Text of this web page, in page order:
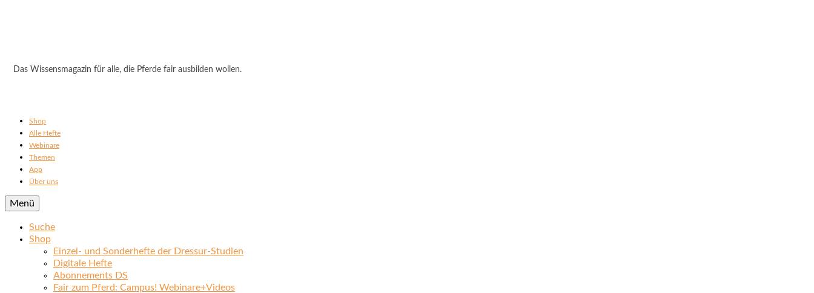
Das Wissensmagazin für alle, die Pferde fair ausbilden wollen.
Shop
Alle Hefte
Webinare
Themen
App
Über uns
Menü
Suche
Shop
Einzel- und Sonderhefte der Dressur-Studien
Digitale Hefte
Abonnements DS
Fair zum Pferd: Campus! Webinare+Videos